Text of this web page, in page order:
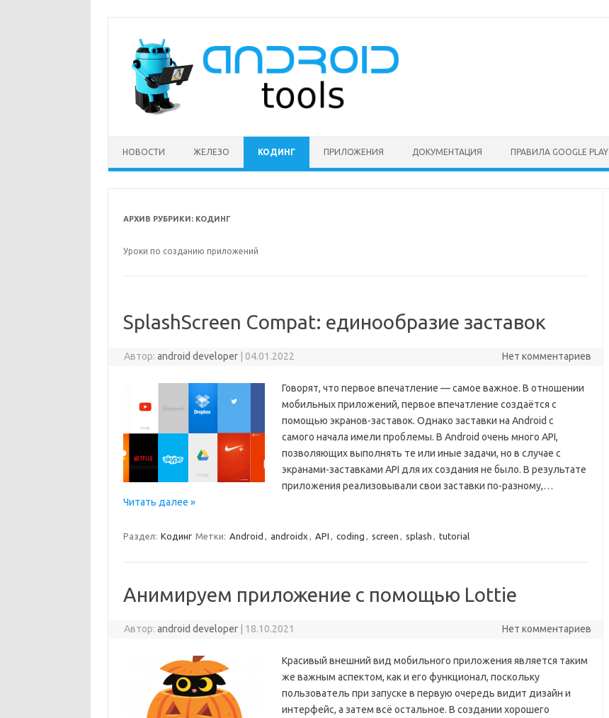
содержимому
НОВОСТИ ЖЕЛЕЗО КОДИНГ ПРИЛОЖЕНИЯ ДОКУМЕНТАЦИЯ ПРАВИЛА GOOGLE PLAY
АРХИВ РУБРИКИ: КОДИНГ
Уроки по созданию приложений
SplashScreen Compat: единообразие заставок
Автор:android developer 04.01.2022 Нет комментариев
Говорят, что первое впечатление — самое важное. В отношении
мобильных приложений, первое впечатление создаётся с
помощью экранов-заставок. Однако заставки на Android с
самого начала имели проблемы. В Android очень много API,
позволяющих выполнять те или иные задачи, но в случае с
экранами-заставками API для их создания не было. В результате
приложения реализовывали свои заставки по-разному,…
Читать далее »
Раздел: Кодинг Метки: Android , androidx , API , coding , screen , splash , tutorial
Анимируем приложение с помощью Lottie
Автор:android developer 18.10.2021 Нет комментариев
Красивый внешний вид мобильного приложения является таким
же важным аспектом, как и его функционал, поскольку
пользователь при запуске в первую очередь видит дизайн и
интерфейс, а затем всё остальное. В создании хорошего